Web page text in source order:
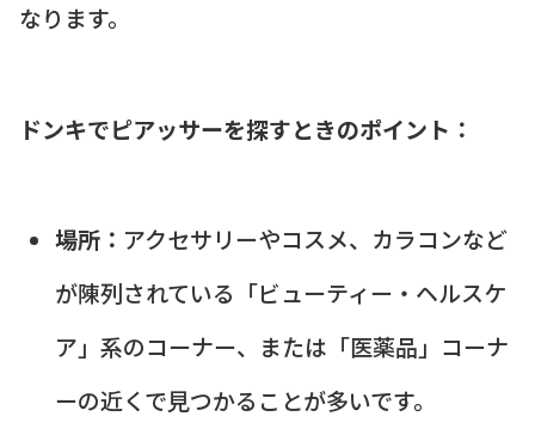
なります。
ドンキでピアッサーを探すときのポイント：
場所： アクセサリーやコスメ、カラコンなど
が陳列されている「ビューティー・ヘルスケ
ア」系のコーナー、または「医薬品」コーナ
ーの近くで見つかることが多いです。